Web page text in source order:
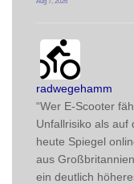
radwegehamm
radwegehamm
“Wer E-Scooter
Unfallrisiko als auf
heute Spiegel
aus
ein deutlich